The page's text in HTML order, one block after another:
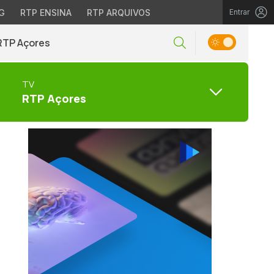
RTP ENSINA RTP ARQUIVOS Entrar
Açores
TV
RTP Açores